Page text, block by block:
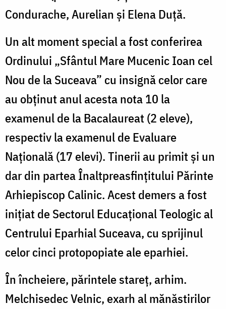
Condurache, Aurelian și Elena Duță.
Un alt moment special a fost conferirea
Ordinului „Sfântul Mare Mucenic Ioan cel
Nou de la Suceava” cu insignă celor care
au obținut anul acesta nota 10 la
examenul de la Bacalaureat (2 eleve),
respectiv la examenul de Evaluare
Națională (17 elevi). Tinerii au primit și un
dar din partea Înaltpreasfințitului Părinte
Arhiepiscop Calinic. Acest demers a fost
inițiat de Sectorul Educațional Teologic al
Centrului Eparhial Suceava, cu sprijinul
celor cinci protopopiate ale eparhiei.
În încheiere, părintele stareț, arhim.
Melchisedec Velnic, exarh al mănăstirilor